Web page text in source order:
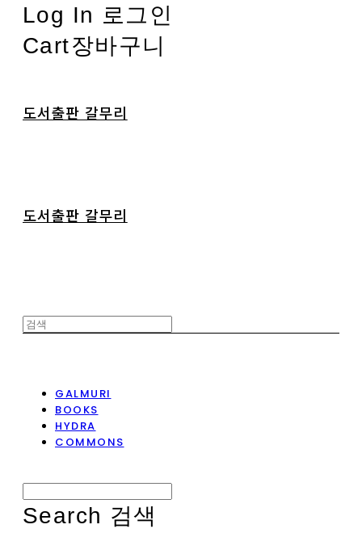
Log In 로그인
Cart장바구니
도서출판 갈무리
도서출판 갈무리
GALMURI
BOOKS
HYDRA
COMMONS
Search 검색